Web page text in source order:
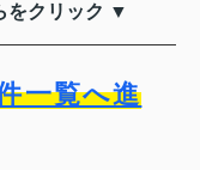
をクリック ▼
一覧へ進